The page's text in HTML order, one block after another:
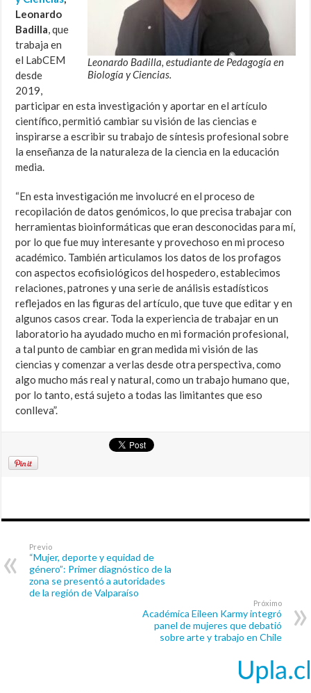
Leonardo Badilla, estudiante de Pedagogía en
Biología y Ciencias.
Leonardo
Badilla, que
trabaja en
el LabCEM
desde
2019,
participar en esta investigación y aportar en el artículo
científico, permitió cambiar su visión de las ciencias e
inspirarse a escribir su trabajo de síntesis profesional sobre
la enseñanza de la naturaleza de la ciencia en la educación
media.
“En esta investigación me involucré en el proceso de
recopilación de datos genómicos, lo que precisa trabajar con
herramientas bioinformáticas que eran desconocidas para mí,
por lo que fue muy interesante y provechoso en mi proceso
académico. También articulamos los datos de los profagos
con aspectos ecofisiológicos del hospedero, establecimos
relaciones, patrones y una serie de análisis estadísticos
reflejados en las figuras del artículo, que tuve que editar y en
algunos casos crear. Toda la experiencia de trabajar en un
laboratorio ha ayudado mucho en mi formación profesional,
a tal punto de cambiar en gran medida mi visión de las
ciencias y comenzar a verlas desde otra perspectiva, como
algo mucho más real y natural, como un trabajo humano que,
por lo tanto, está sujeto a todas las limitantes que eso
conlleva”.
Previo
“Mujer, deporte y equidad de
género”: Primer diagnóstico de la
zona se presentó a autoridades
de la región de Valparaíso
Próximo
Académica Eileen Karmy integró
panel de mujeres que debatió
sobre arte y trabajo en Chile